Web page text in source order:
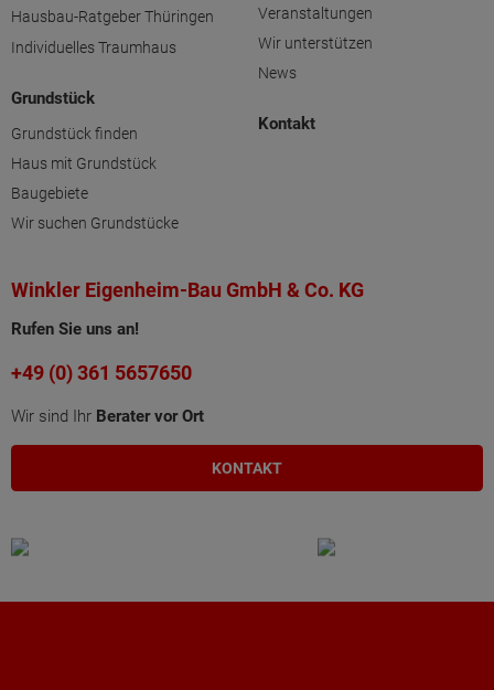
Hausbau-Ratgeber Thüringen
Individuelles Traumhaus
Grundstück
Grundstück finden
Haus mit Grundstück
Baugebiete
Wir suchen Grundstücke
Veranstaltungen
Wir unterstützen
News
Kontakt
Winkler Eigenheim-Bau GmbH & Co. KG
Rufen Sie uns an!
+49 (0) 361 5657650
Wir sind Ihr Berater vor Ort
KONTAKT